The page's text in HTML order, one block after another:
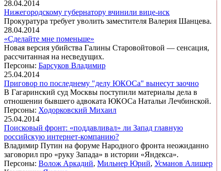
28.04.2014
Нижегородскому губернатору вчинили вице-иск
Прокуратура требует уволить заместителя Валерия Шанцева.
28.04.2014
«Сделайте мне поменьше»
Новая версия убийства Галины Старовойтовой — сенсация,
рассчитанная на несведущих.
Персоны: Барсуков Владимир
25.04.2014
Приговор по последнему "делу ЮКОСа" вынесут заочно
В Гагаринский суд Москвы поступили материалы дела в
отношении бывшего адвоката ЮКОСа Натальи Лечбинской.
Персоны: Ходорковский Михаил
25.04.2014
Поисковый фронт: «поддавливал» ли Запад главную
российскую интернет-компанию?
Владимир Путин на форуме Народного фронта неожиданно
заговорил про «руку Запада» в истории «Яндекса».
Персоны: Волож Аркадий, Мильнер Юрий, Усманов Алишер